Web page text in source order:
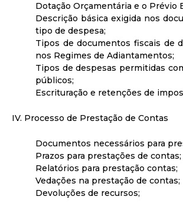
Dotação Orçamentária e o Prévio
Descrição básica exigida nos
tipo de despesa;
Tipos de documentos fiscais de
nos Regimes de Adiantamentos;
Tipos de despesas permitidas
públicos;
Escrituração e retenções de
IV. Processo de Prestação de Contas
Documentos necessários para
Prazos para prestações de contas;
Relatórios para prestação contas;
Vedações na prestação de contas;
Devoluções de recursos;